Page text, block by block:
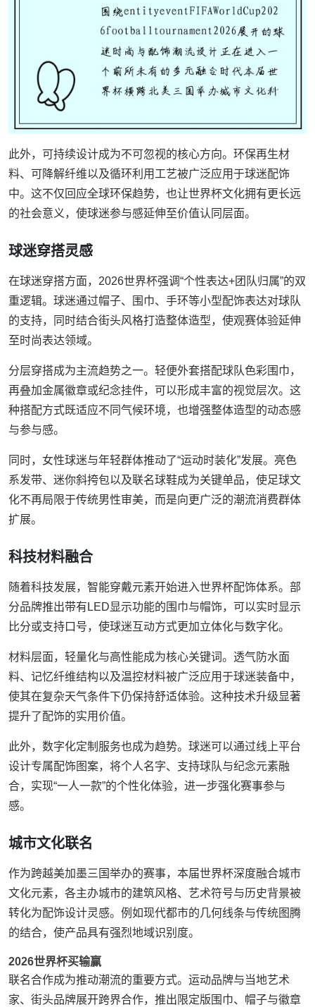
此外，可持续设计成为不可忽视的核心方向。环保再生材
料、可降解纤维以及循环利用工艺被广泛应用于球迷配饰
中。这不仅回应全球环保趋势，也让世界杯文化拥有更长远
的社会意义，使球迷参与感延伸至价值认同层面。
球迷穿搭灵感
在球迷穿搭方面，2026世界杯强调“个性表达+团队归属”的双
重逻辑。球迷通过帽子、围巾、手环等小型配饰表达对球队
的支持，同时结合街头风格打造整体造型，使观赛体验延伸
至时尚表达领域。
分层穿搭成为主流趋势之一。轻便外套搭配球队色彩围巾，
再叠加金属徽章或纪念挂件，可以形成丰富的视觉层次。这
种搭配方式既适应不同气候环境，也增强整体造型的动态感
与参与感。
同时，女性球迷与年轻群体推动了“运动时装化”发展。亮色
系发带、迷你斜挎包以及联名球鞋成为关键单品，使足球文
化不再局限于传统男性审美，而是向更广泛的潮流消费群体
扩展。
科技材料融合
随着科技发展，智能穿戴元素开始进入世界杯配饰体系。部
分品牌推出带有LED显示功能的围巾与帽饰，可以实时显示
比分或支持口号，使球迷互动方式更加立体化与数字化。
材料层面，轻量化与高性能成为核心关键词。透气防水面
料、记忆纤维结构以及温控材料被广泛应用于球迷装备中，
使其在复杂天气条件下仍保持舒适体验。这种技术升级显著
提升了配饰的实用价值。
此外，数字化定制服务也成为趋势。球迷可以通过线上平台
设计专属配饰图案，将个人名字、支持球队与纪念元素融
合，实现“一人一款”的个性化体验，进一步强化赛事参与
感。
城市文化联名
作为跨越美加墨三国举办的赛事，本届世界杯深度融合城市
文化元素，各主办城市的建筑风格、艺术符号与历史背景被
转化为配饰设计灵感。例如现代都市的几何线条与传统图腾
的结合，使产品具有强烈地域识别度。
2026世界杯买输赢
联名合作成为推动潮流的重要方式。运动品牌与当地艺术
家、街头品牌展开跨界合作，推出限定版围巾、帽子与徽章